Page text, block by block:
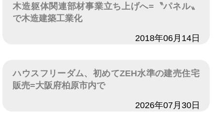
木造躯体関連部材事業立ち上げへ=〝パネル〟
で木造建築工業化
2018年06月14日
ハウスフリーダム、初めてZEH水準の建売住宅
販売=大阪府柏原市内で
2026年07月30日